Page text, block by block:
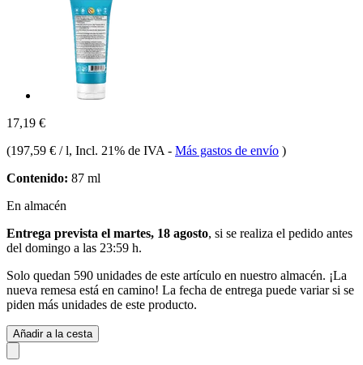
17,19 €
(197,59 € / l, Incl. 21% de IVA - Más gastos de envío )
Contenido: 87 ml
En almacén
Entrega prevista el martes, 18 agosto, si se realiza el pedido antes
del domingo a las 23:59 h.
Solo quedan 590 unidades de este artículo en nuestro almacén. ¡La
nueva remesa está en camino! La fecha de entrega puede variar si se
piden más unidades de este producto.
Añadir a la cesta